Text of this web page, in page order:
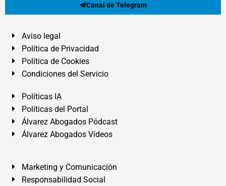
Canal de Telegram
Aviso legal
Política de Privacidad
Política de Cookies
Condiciones del Servicio
Políticas IA
Políticas del Portal
Álvarez Abogados Pódcast
Álvarez Abogados Vídeos
Marketing y Comunicación
Responsabilidad Social